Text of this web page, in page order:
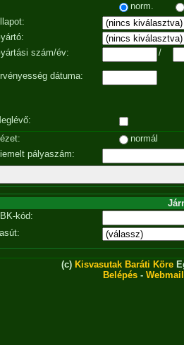
norm.
szám/év:
/
dátuma:
normál
pályaszám:
kód:
(c) Kisvasutak Baráti Köre
Belépés - Webmail